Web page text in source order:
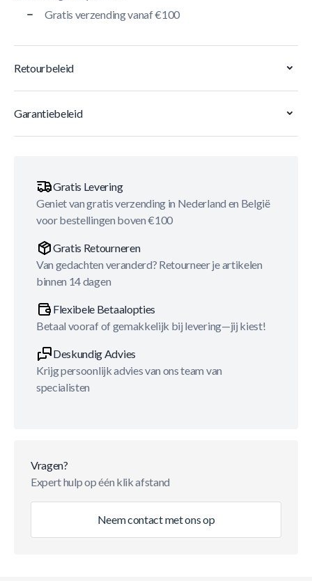
Gratis verzending vanaf €100
Retourbeleid
Garantiebeleid
Gratis Levering
Geniet van gratis verzending in Nederland en België
voor bestellingen boven €100
Gratis Retourneren
Van gedachten veranderd? Retourneer je artikelen
binnen 14 dagen
Flexibele Betaalopties
Betaal vooraf of gemakkelijk bij levering—jij kiest!
Deskundig Advies
Krijg persoonlijk advies van ons team van
specialisten
Vragen?
Expert hulp op één klik afstand
Neem contact met ons op